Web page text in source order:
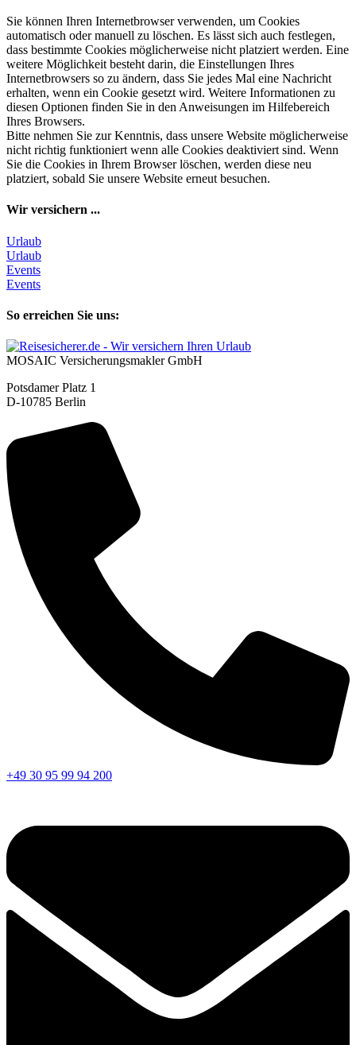
Sie können Ihren Internetbrowser verwenden, um Cookies
automatisch oder manuell zu löschen. Es lässt sich auch festlegen,
dass bestimmte Cookies möglicherweise nicht platziert werden. Eine
weitere Möglichkeit besteht darin, die Einstellungen Ihres
Internetbrowsers so zu ändern, dass Sie jedes Mal eine Nachricht
erhalten, wenn ein Cookie gesetzt wird. Weitere Informationen zu
diesen Optionen finden Sie in den Anweisungen im Hilfebereich
Ihres Browsers.
Bitte nehmen Sie zur Kenntnis, dass unsere Website möglicherweise
nicht richtig funktioniert wenn alle Cookies deaktiviert sind. Wenn
Sie die Cookies in Ihrem Browser löschen, werden diese neu
platziert, sobald Sie unsere Website erneut besuchen.
Wir versichern ...
Urlaub
Urlaub
Events
Events
So erreichen Sie uns:
MOSAIC Versicherungsmakler GmbH
Potsdamer Platz 1
D-10785 Berlin
+49 30 95 99 94 200